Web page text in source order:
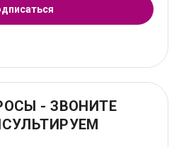
- ЗВОНИТЕ